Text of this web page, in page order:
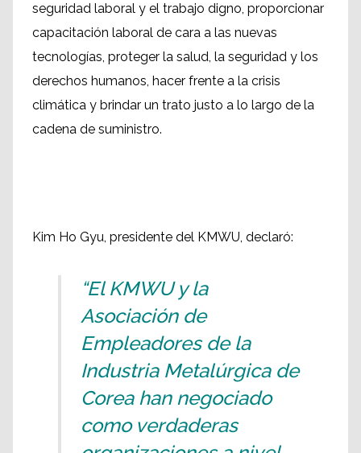
seguridad laboral y el trabajo digno, proporcionar
capacitación laboral de cara a las nuevas
tecnologías, proteger la salud, la seguridad y los
derechos humanos, hacer frente a la crisis
climática y brindar un trato justo a lo largo de la
cadena de suministro.
Kim Ho Gyu, presidente del KMWU, declaró:
“El KMWU y la
Asociación de
Empleadores de la
Industria Metalúrgica de
Corea han negociado
como verdaderas